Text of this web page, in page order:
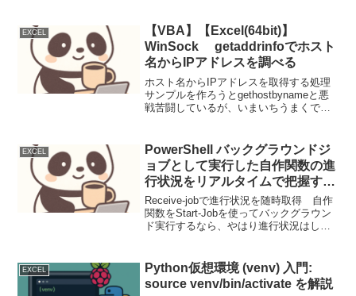
EXCEL
【VBA】【Excel(64bit)】
WinSock getaddrinfoでホスト
名からIPアドレスを調べる
ホスト名からIPアドレスを取得する処理
サンプルを作ろうとgethostbynameと悪
戦苦闘しているが、いまいちうまくでき
べていたらgetaddrinf...
EXCEL
PowerShell バックグラウンドジ
ョブとして実行した自作関数の進
行状況をリアルタイムで把握する
例
Receive-jobで進行状況を随時取得 自作
関数をStart-Jobを使ってバックグラウン
ド実行するなら、やはり進行状況はしり
function DoTe...
EXCEL
Python仮想環境 (venv) 入門:
source venv/bin/activate を解説